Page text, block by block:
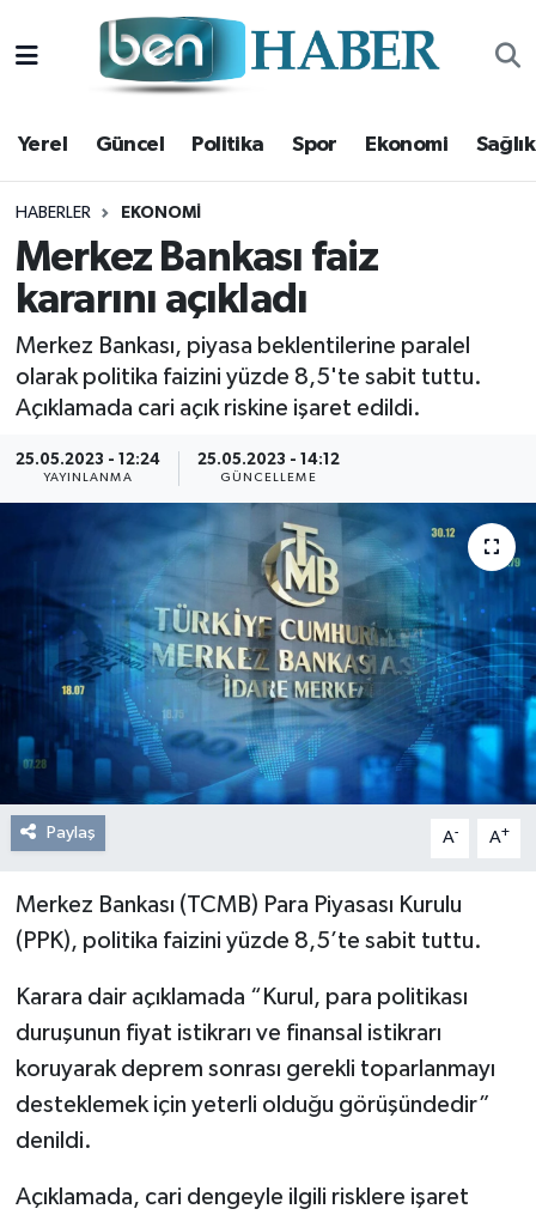
Yerel Güncel Politika Spor Ekonomi Sağlık
HABERLER EKONOMI
Merkez Bankası faiz
kararını açıkladı
Merkez Bankası, piyasa beklentilerine paralel
olarak politika faizini yüzde 8,5'te sabit tuttu.
Açıklamada cari açık riskine işaret edildi.
25.05.2023 - 12:24
YAYINLANMA
25.05.2023 - 14:12
GÜNCELLEME
Paylaş A- A+
Merkez Bankası (TCMB) Para Piyasası Kurulu
(PPK), politika faizini yüzde 8,5’te sabit tuttu.
Karara dair açıklamada “Kurul, para politikası
duruşunun fiyat istikrarı ve finansal istikrarı
koruyarak deprem sonrası gerekli toparlanmayı
desteklemek için yeterli olduğu görüşündedir”
denildi.
Açıklamada, cari dengeyle ilgili risklere işaret
Yerel
Güncel
Politika
Spor
Ekonomi
Sağlık
Magazin
Resmi Reklam
Röportajlar
Hava Durumu
Trafik Durumu
Süper Lig Puan Durumu ve Fikstür
Tüm Manşetler
Son Dakika Haberleri
Haber Arşivi